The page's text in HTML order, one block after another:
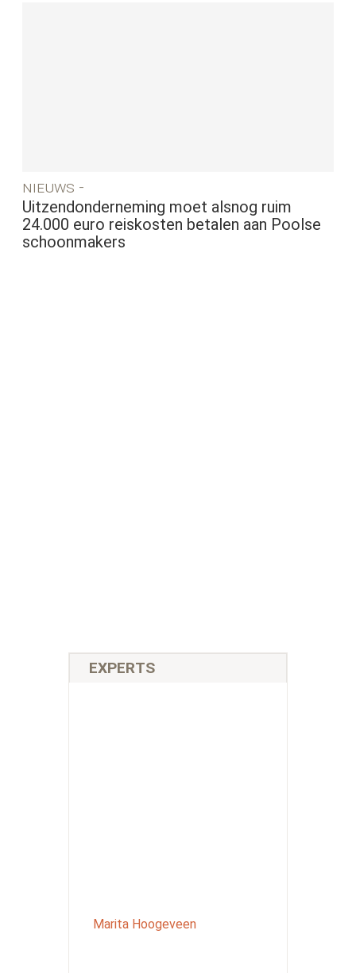
nieuws -
Uitzendonderneming moet alsnog ruim
24.000 euro reiskosten betalen aan Poolse
schoonmakers
EXPERTS
Marita Hoogeveen